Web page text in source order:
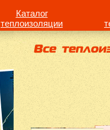
Каталог
теплоизоляции